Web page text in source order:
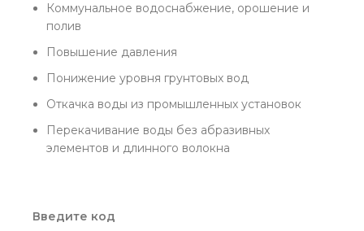
Коммунальное водоснабжение, орошение и
полив
Повышение давления
Понижение уровня грунтовых вод
Откачка воды из промышленных установок
Перекачивание воды без абразивных
элементов и длинного волокна
Введите код